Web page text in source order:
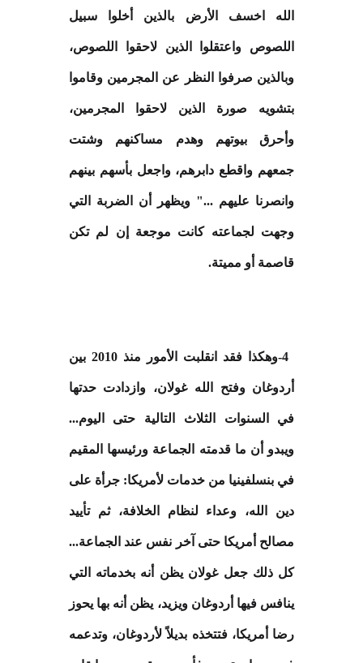
الله اخسف الأرض بالذين أخلوا سبيل
اللصوص واعتقلوا الذين لاحقوا اللصوص،
وبالذين صرفوا النظر عن المجرمين وقاموا
بتشويه صورة الذين لاحقوا المجرمين،
وأحرق بيوتهم وهدم مساكنهم وشتت
جمعهم واقطع دابرهم، واجعل بأسهم بينهم
وانصرنا عليهم ..." ويظهر أن الضربة التي
وجهت لجماعته كانت موجعة إن لم تكن
قاصمة أو مميتة.
-4 وهكذا فقد انقلبت الأمور منذ 2010 بين
أردوغان وفتح الله غولان، وازدادت حدتها
في السنوات الثلاث التالية حتى اليوم...
ويبدو أن ما قدمته الجماعة ورئيسها المقيم
في بنسلفينيا من خدمات لأمريكا: جرأة على
دين الله، وعداء لنظام الخلافة، ثم تأييد
مصالح أمريكا حتى آخر نفس عند الجماعة...
كل ذلك جعل غولان يظن أنه بخدماته التي
ينافس فيها أردوغان ويزيد، يظن أنه بها يحوز
رضا أمريكا، فتتخذه بديلاً لأردوغان، وتدعمه